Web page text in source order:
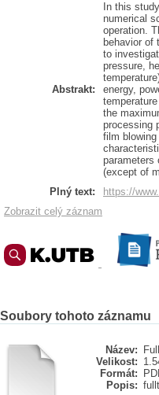
Abstrakt:
In this
numerical
operation.
behavior of
to
pressure,
energy,
the
processing
film
parameters
(except of
Plný text:
https://
Zobrazit celý záznam
Soubory tohoto záznamu
Název:
Velikost:
Formát:
Popis: